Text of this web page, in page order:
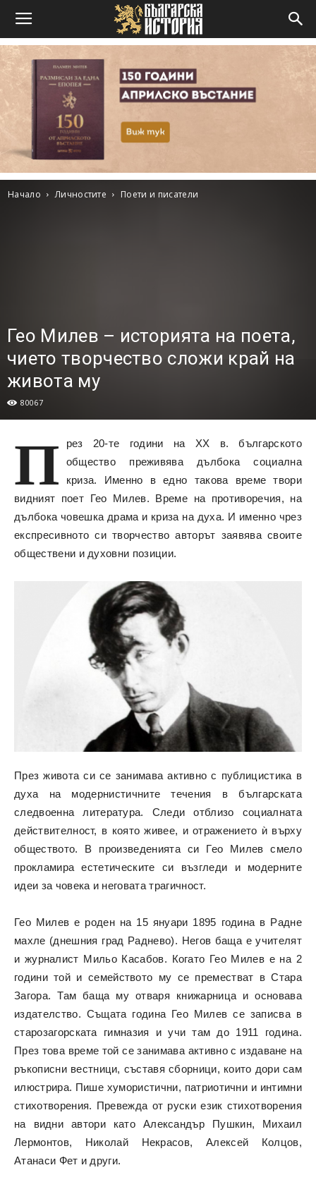
Начало Личностите Поети и писатели
Гео Милев – историята на поетa,
чието творчество сложи край на
живота му
80067
П
рез 20-те години на ХХ в. българското
общество преживява дълбока социална
криза. Именно в едно такова време твори
видният поет Гео Милев. Време на противоречия, на
дълбока човешка драма и криза на духа. И именно чрез
експресивното си творчество авторът заявява своите
обществени и духовни позиции.
През живота си се занимава активно с публицистика в
духа на модернистичните течения в българската
следвоенна литература. Следи отблизо социалната
действителност, в която живее, и отражението ѝ върху
обществото. В произведенията си Гео Милев смело
прокламира естетическите си възгледи и модерните
идеи за човека и неговата трагичност.
Гео Милев е роден на 15 януари 1895 година в Радне
махле (днешния град Раднево). Негов баща е учителят
и журналист Мильо Касабов. Когато Гео Милев е на 2
години той и семейството му се преместват в Стара
Загора. Там баща му отваря книжарница и основава
издателство. Същата година Гео Милев се записва в
старозагорската гимназия и учи там до 1911 година.
През това време той се занимава активно с издаване на
ръкописни вестници, съставя сборници, които дори сам
илюстрира. Пише хумористични, патриотични и интимни
стихотворения. Превежда от руски език стихотворения
на видни автори като Александър Пушкин, Михаил
Лермонтов, Николай Некрасов, Алексей Колцов,
Атанаси Фет и други.